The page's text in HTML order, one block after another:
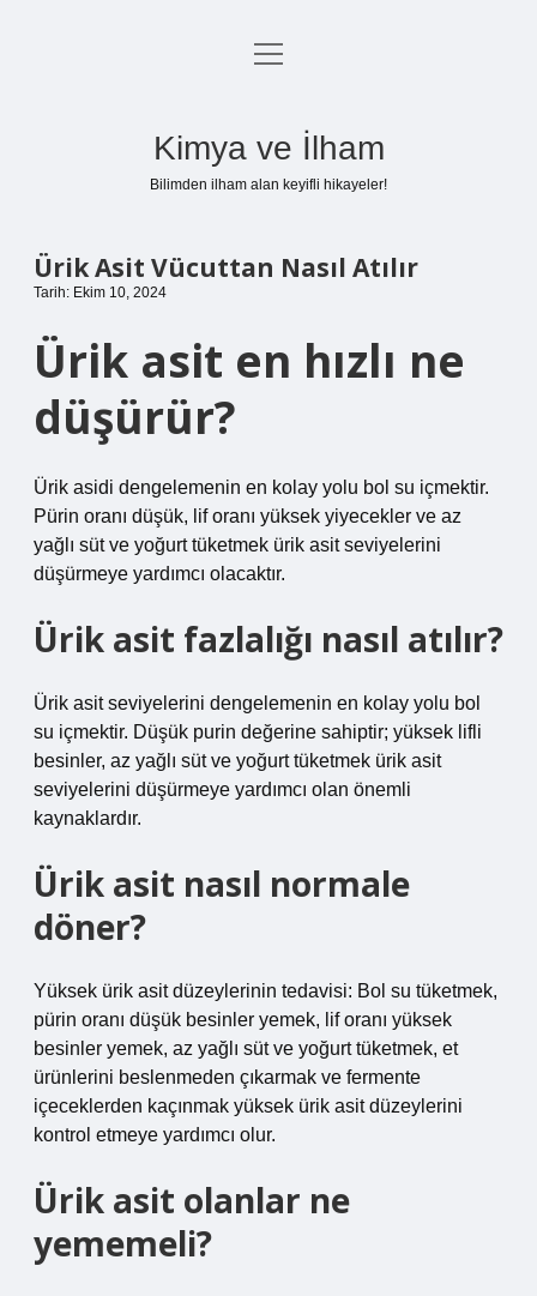
Anasayfa
menüyü
Kimya ve İlham
Bilimden ilham alan keyifli hikayeler!
Ürik Asit Vücuttan Nasıl Atılır
Tarih: Ekim 10, 2024
Ürik asit en hızlı ne
düşürür?
Ürik asidi dengelemenin en kolay yolu bol su içmektir.
Pürin oranı düşük, lif oranı yüksek yiyecekler ve az
yağlı süt ve yoğurt tüketmek ürik asit seviyelerini
düşürmeye yardımcı olacaktır.
Ürik asit fazlalığı nasıl atılır?
Ürik asit seviyelerini dengelemenin en kolay yolu bol
su içmektir. Düşük purin değerine sahiptir; yüksek lifli
besinler, az yağlı süt ve yoğurt tüketmek ürik asit
seviyelerini düşürmeye yardımcı olan önemli
kaynaklardır.
Ürik asit nasıl normale
döner?
Yüksek ürik asit düzeylerinin tedavisi: Bol su tüketmek,
pürin oranı düşük besinler yemek, lif oranı yüksek
besinler yemek, az yağlı süt ve yoğurt tüketmek, et
ürünlerini beslenmeden çıkarmak ve fermente
içeceklerden kaçınmak yüksek ürik asit düzeylerini
kontrol etmeye yardımcı olur.
Ürik asit olanlar ne
yememeli?